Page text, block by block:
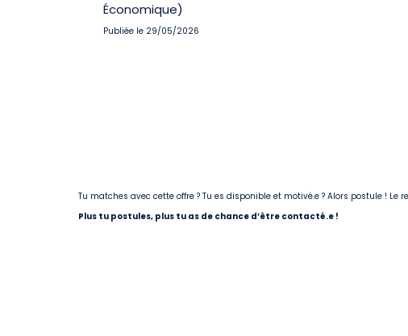
Économique)
Publiée le 29/05/2026
Tu matches avec cette offre ? Tu es disponible et motivé.e ? Alors postule !
Plus tu postules, plus tu as de chance d’être contacté.e !